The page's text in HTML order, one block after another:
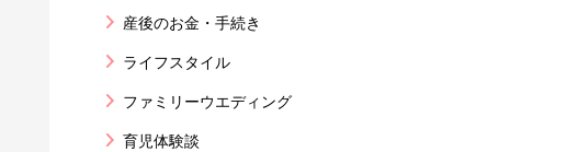
産後のお金・手続き
ライフスタイル
ファミリーウエディング
育児体験談